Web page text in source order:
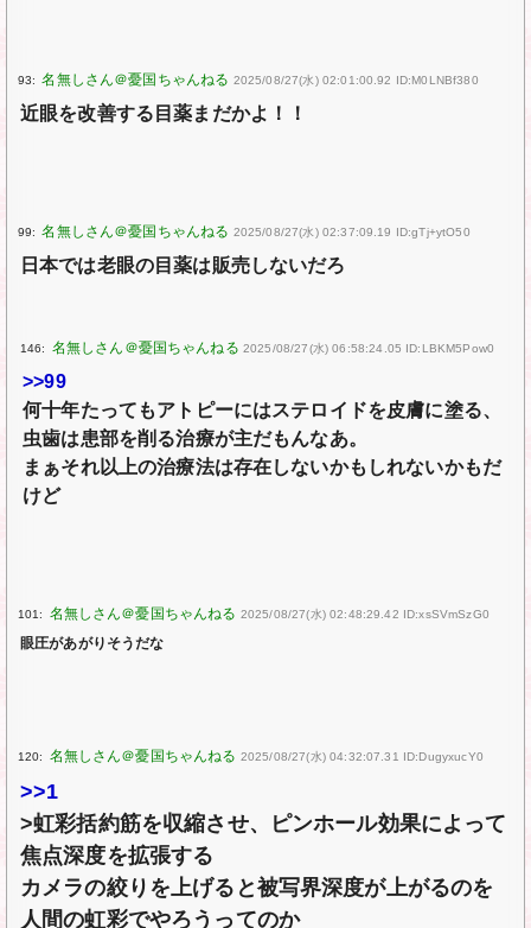
93: 2025/08/27(水) 02:01:00.92 ID:M0LNBf380
近眼を改善する目薬まだかよ！！
99: 2025/08/27(水) 02:37:09.19 ID:gTj+ytO50
日本では老眼の目薬は販売しないだろ
146: 2025/08/27(水) 06:58:24.05 ID:LBKM5Pow0
>>99
何十年たってもアトピーにはステロイドを皮膚に塗る、
虫歯は患部を削る治療が主だもんなあ。
まぁそれ以上の治療法は存在しないかもしれないかもだ
けど
101: 2025/08/27(水) 02:48:29.42 ID:xsSVmSzG0
眼圧があがりそうだな
120: 2025/08/27(水) 04:32:07.31 ID:DugyxucY0
>>1
>虹彩括約筋を収縮させ、ピンホール効果によって
焦点深度を拡張する
カメラの絞りを上げると被写界深度が上がるのを
人間の虹彩でやろうってのか